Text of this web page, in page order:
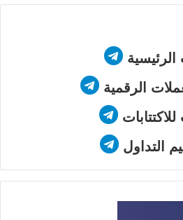
الرئيسية
الرقمية
التداول